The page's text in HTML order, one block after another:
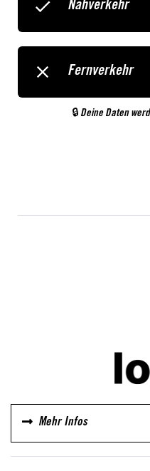
Nahverkehr
Fernverkehr
🔒 Deine Daten
Mehr Infos